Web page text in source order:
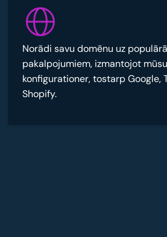
Norādi savu domēnu uz
pakalpojumiem, izmantojot
konfigurationer, tostarp Google,
Shopify.